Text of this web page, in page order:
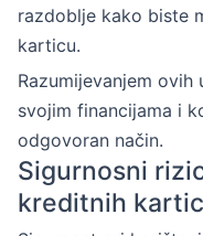
razdoblje kako biste
karticu.
Razumijevanjem
svojim financijama i
odgovoran način.
Sigurnosni
kreditnih